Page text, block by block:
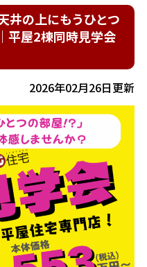
井の上にもうひとつ
平屋2棟同時見学会
2026年02月26日更新